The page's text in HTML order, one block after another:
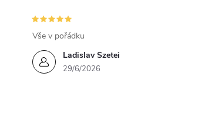
Ladislav Szetei
29/6/2026
Vše v pořádku